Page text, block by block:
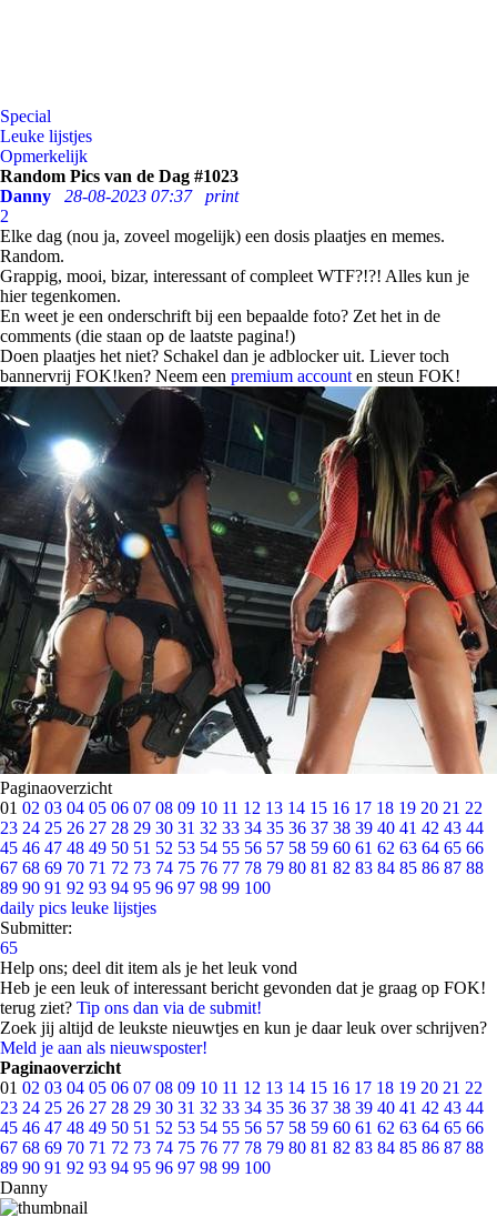
Special
Leuke lijstjes
Opmerkelijk
Random Pics van de Dag #1023
Danny
28-08-2023 07:37
print
2
Elke dag (nou ja, zoveel mogelijk) een dosis plaatjes en memes.
Random.
Grappig, mooi, bizar, interessant of compleet WTF?!?! Alles kun je
hier tegenkomen.
En weet je een onderschrift bij een bepaalde foto? Zet het in de
comments (die staan op de laatste pagina!)
Doen plaatjes het niet? Schakel dan je adblocker uit. Liever toch
bannervrij FOK!ken? Neem een premium account en steun FOK!
Paginaoverzicht
01 02 03 04 05 06 07 08 09 10 11 12 13 14 15 16 17 18 19 20 21 22
23 24 25 26 27 28 29 30 31 32 33 34 35 36 37 38 39 40 41 42 43 44
45 46 47 48 49 50 51 52 53 54 55 56 57 58 59 60 61 62 63 64 65 66
67 68 69 70 71 72 73 74 75 76 77 78 79 80 81 82 83 84 85 86 87 88
89 90 91 92 93 94 95 96 97 98 99 100
daily pics leuke lijstjes
Submitter:
65
Help ons; deel dit item als je het leuk vond
Heb je een leuk of interessant bericht gevonden dat je graag op FOK!
terug ziet? Tip ons dan via de submit!
Zoek jij altijd de leukste nieuwtjes en kun je daar leuk over schrijven?
Meld je aan als nieuwsposter!
Paginaoverzicht
01 02 03 04 05 06 07 08 09 10 11 12 13 14 15 16 17 18 19 20 21 22
23 24 25 26 27 28 29 30 31 32 33 34 35 36 37 38 39 40 41 42 43 44
45 46 47 48 49 50 51 52 53 54 55 56 57 58 59 60 61 62 63 64 65 66
67 68 69 70 71 72 73 74 75 76 77 78 79 80 81 82 83 84 85 86 87 88
89 90 91 92 93 94 95 96 97 98 99 100
Danny